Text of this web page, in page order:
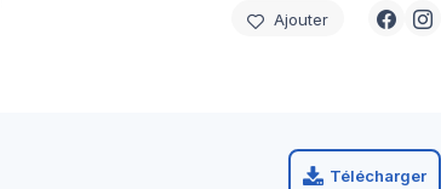
Ajouter
Télécharger